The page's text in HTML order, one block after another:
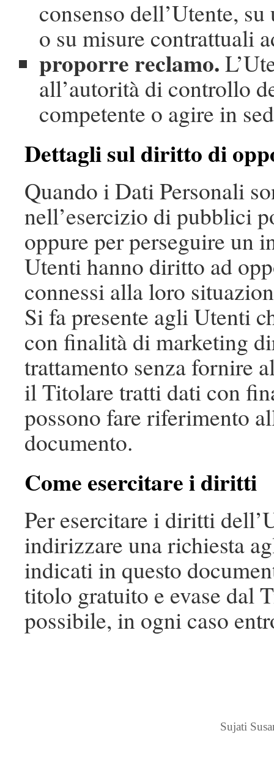
consenso dell’Utente,
o su misure contrattuali
proporre reclamo.
all’autorità di controllo
competente o agire in
Dettagli sul diritto di
Quando i Dati Personali
nell’esercizio di pubblici
oppure per perseguire un
Utenti hanno diritto ad
connessi alla loro
Si fa presente agli Utenti
con finalità di marketing
trattamento senza fornire
il Titolare tratti dati con
possono fare riferimento
documento.
Come esercitare i diritti
Per esercitare i diritti
indirizzare una richiesta
indicati in questo
titolo gratuito e evase dal
possibile, in ogni caso
Sujati